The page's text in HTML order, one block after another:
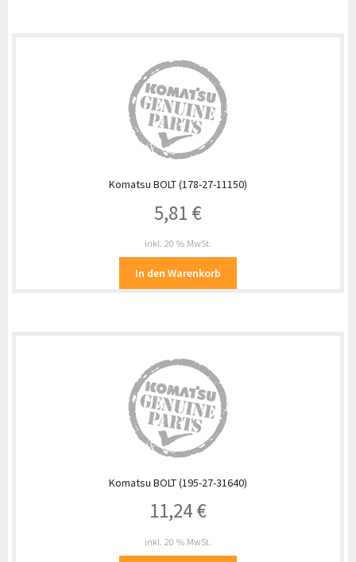
Komatsu BOLT (178-27-11150)
5,81 €
inkl. 20 % MwSt.
In den Warenkorb
Komatsu BOLT (195-27-31640)
11,24€
inkl. 20 % MwSt.